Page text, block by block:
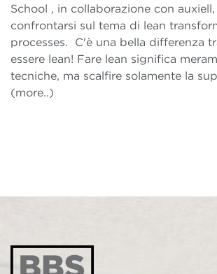
School , in collaborazione con
confrontarsi sul tema di lean
processes. C'è una bella differenza
essere lean! Fare lean significa
tecniche, ma scalfire solamente la
(more..)